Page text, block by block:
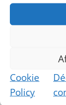
Cookie
Policy
Twitter